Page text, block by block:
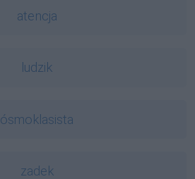
atencja
ludzik
ósmoklasista
zadek